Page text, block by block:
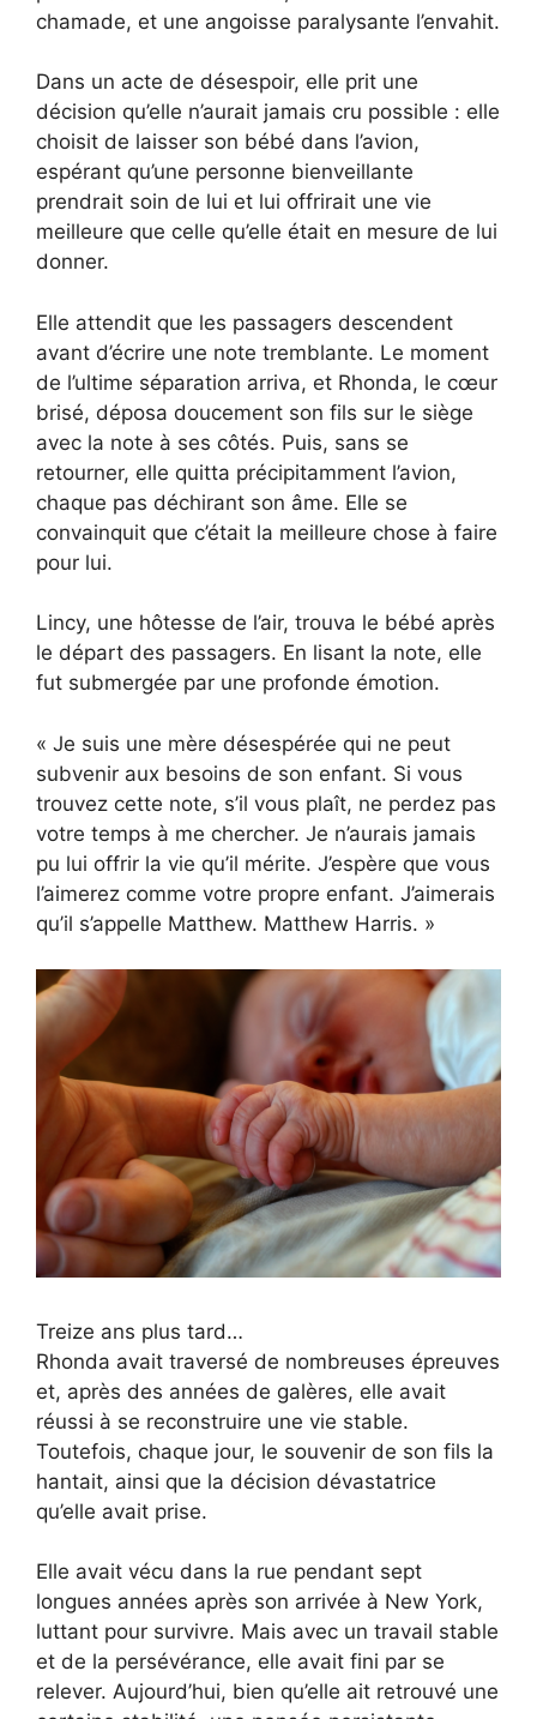
chamade, et une angoisse paralysante l’envahit.
Dans un acte de désespoir, elle prit une
décision qu’elle n’aurait jamais cru possible : elle
choisit de laisser son bébé dans l’avion,
espérant qu’une personne bienveillante
prendrait soin de lui et lui offrirait une vie
meilleure que celle qu’elle était en mesure de lui
donner.
Elle attendit que les passagers descendent
avant d’écrire une note tremblante. Le moment
de l’ultime séparation arriva, et Rhonda, le cœur
brisé, déposa doucement son fils sur le siège
avec la note à ses côtés. Puis, sans se
retourner, elle quitta précipitamment l’avion,
chaque pas déchirant son âme. Elle se
convainquit que c’était la meilleure chose à faire
pour lui.
Lincy, une hôtesse de l’air, trouva le bébé après
le départ des passagers. En lisant la note, elle
fut submergée par une profonde émotion.
« Je suis une mère désespérée qui ne peut
subvenir aux besoins de son enfant. Si vous
trouvez cette note, s’il vous plaît, ne perdez pas
votre temps à me chercher. Je n’aurais jamais
pu lui offrir la vie qu’il mérite. J’espère que vous
l’aimerez comme votre propre enfant. J’aimerais
qu’il s’appelle Matthew. Matthew Harris. »
Treize ans plus tard…
Rhonda avait traversé de nombreuses épreuves
et, après des années de galères, elle avait
réussi à se reconstruire une vie stable.
Toutefois, chaque jour, le souvenir de son fils la
hantait, ainsi que la décision dévastatrice
qu’elle avait prise.
Elle avait vécu dans la rue pendant sept
longues années après son arrivée à New York,
luttant pour survivre. Mais avec un travail stable
et de la persévérance, elle avait fini par se
relever. Aujourd’hui, bien qu’elle ait retrouvé une